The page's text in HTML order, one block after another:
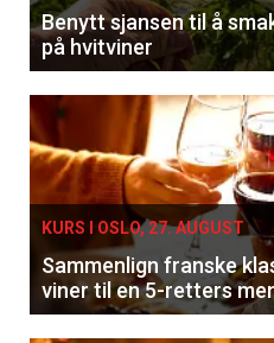
Benytt sjansen til å
på hvitviner
KURS I OSLO, 27. AUGUST
Sammenlign franske
viner til en 5-retters